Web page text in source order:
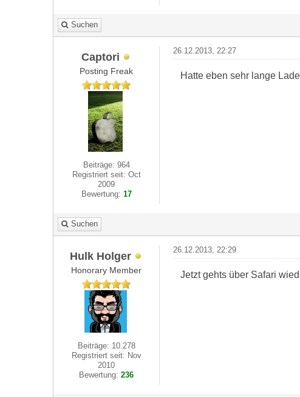
Suchen
Captori
Posting Freak
Beiträge: 964
Registriert seit: Oct
2009
Bewertung: 17
26.12.2013, 22:27
Hatte eben sehr lange
Suchen
Hulk Holger
Honorary Member
Beiträge: 10.278
Registriert seit: Nov
2010
Bewertung:236
26.12.2013, 22:29
Jetzt gehts über Safari